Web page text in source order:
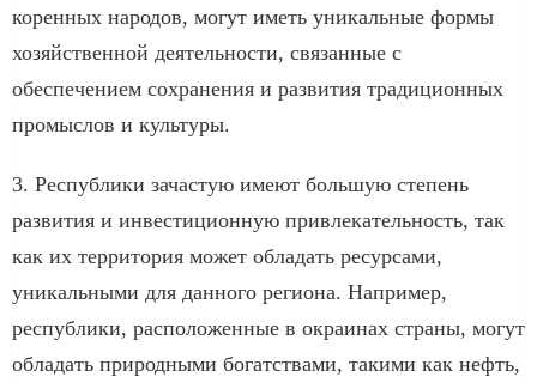
коренных народов, могут иметь уникальные формы
хозяйственной деятельности, связанные с
обеспечением сохранения и развития традиционных
промыслов и культуры.
3. Республики зачастую имеют большую степень
развития и инвестиционную привлекательность, так
как их территория может обладать ресурсами,
уникальными для данного региона. Например,
республики, расположенные в окраинах страны, могут
обладать природными богатствами, такими как нефть,